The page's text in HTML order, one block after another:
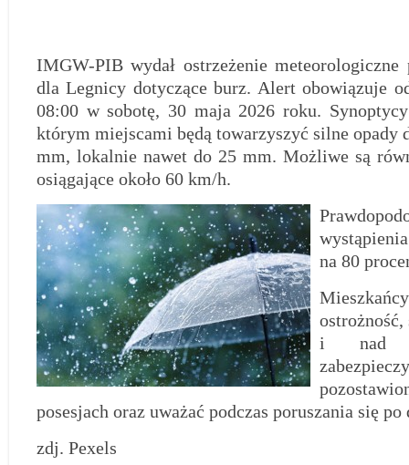
IMGW-PIB wydał ostrzeżenie meteorologiczne
dla Legnicy dotyczące burz. Alert obowiązuje
08:00 w sobotę, 30 maja 2026 roku.
którym miejscami będą towarzyszyć silne opady
mm, lokalnie nawet do 25 mm. Możliwe są
osiągające około 60 km/h.
na 80
i nad
posesjach oraz uważać podczas poruszania się po
zdj. Pexels